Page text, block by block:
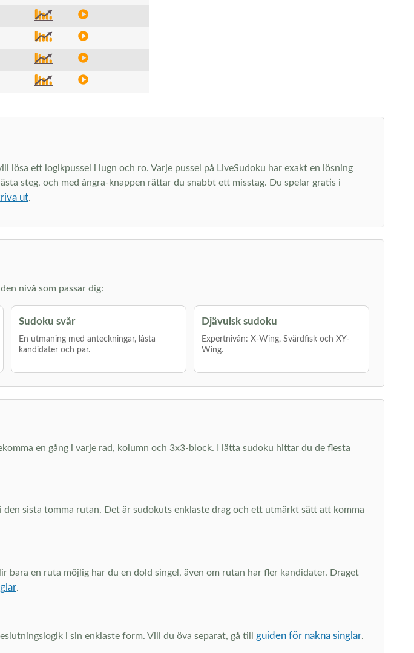
ett logikpussel i lugn och ro. Varje pussel på LiveSudoku har exakt en lösning
steg, och med ångra-knappen rättar du snabbt ett misstag. Du spelar gratis i
ut.
nivå som passar dig:
Sudoku svår
En utmaning med anteckningar, låsta
kandidater och par.
Djävulsk sudoku
Expertnivån: X-Wing, Svärdfisk och XY-
Wing.
en gång i varje rad, kolumn och 3x3-block. I lätta sudoku hittar du de flesta
sista tomma rutan. Det är sudokuts enklaste drag och ett utmärkt sätt att komma
en ruta möjlig har du en dold singel, även om rutan har fler kandidater. Draget
.
i sin enklaste form. Vill du öva separat, gå till guiden för nakna singlar.